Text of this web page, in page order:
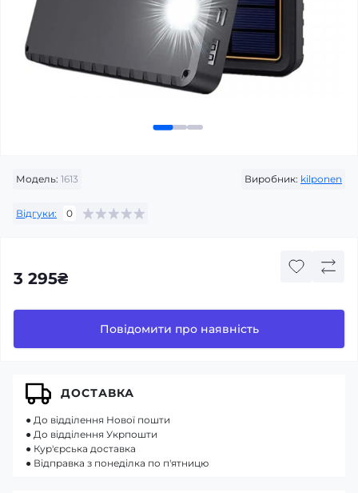
Модель: 1613 Виробник: kilponen
Відгуки: 0
3 295₴
Повідомити про наявність
ДОСТАВКА
● До відділення Нової пошти
● До відділення Укрпошти
● Кур'єрська доставка
● Відправка з понеділка по п'ятницю